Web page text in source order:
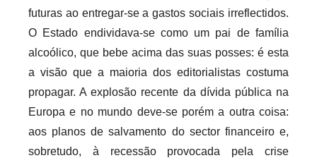
futuras ao entregar-se a gastos sociais irreflectidos.
O Estado endividava-se como um pai de família
alcoólico, que bebe acima das suas posses: é esta
a visão que a maioria dos editorialistas costuma
propagar. A explosão recente da dívida pública na
Europa e no mundo deve-se porém a outra coisa:
aos planos de salvamento do sector financeiro e,
sobretudo, à recessão provocada pela crise